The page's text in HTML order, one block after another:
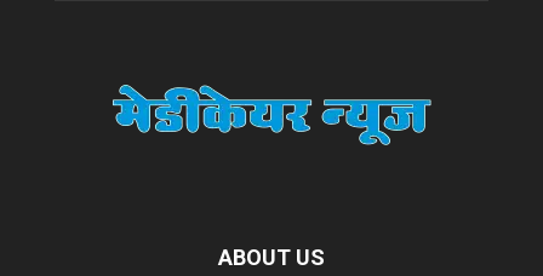
Dr. Madhukar Pharmaceuticals (P) Ltd
ABOUT US